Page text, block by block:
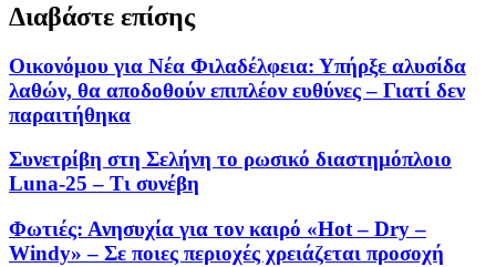
Διαβάστε επίσης
Οικονόμου για Νέα Φιλαδέλφεια: Υπήρξε αλυσίδα
λαθών, θα αποδοθούν επιπλέον ευθύνες – Γιατί δεν
παραιτήθηκα
Συνετρίβη στη Σελήνη το ρωσικό διαστημόπλοιο
Luna-25 – Τι συνέβη
Φωτιές: Ανησυχία για τον καιρό «Hot – Dry –
Windy» – Σε ποιες περιοχές χρειάζεται προσοχή